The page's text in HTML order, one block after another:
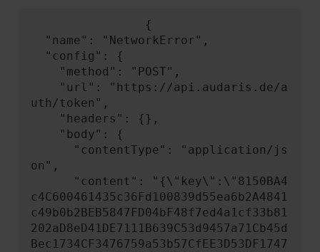
uth/token",
on",
c4C600461435c36Fd100839d55ea6b2A4841
c49b0b2BEB5847FD04bF48f7ed4a1cf33b81
202aD8eD41DE7111B639C53d9457a71Cb45d
Bec1734CF3476759a53b57CfEE3D53DF1747